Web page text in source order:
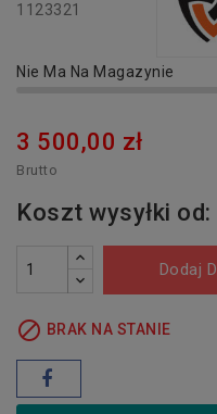
1123321
Nie Ma Na Magazynie
3 500,00 zł
Brutto
Koszt wysyłki od:
Dodaj
 BRAK NA STANIE